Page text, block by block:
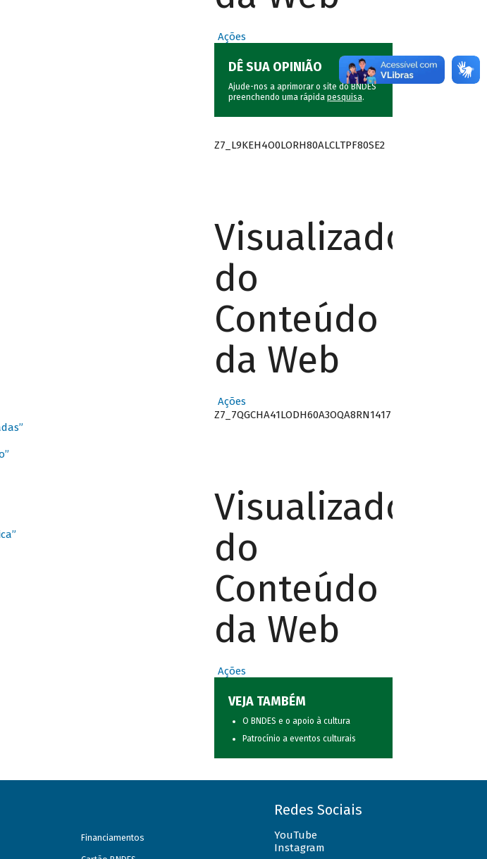
Ações
DÊ SUA OPINIÃO
Ajude-nos a aprimorar o site do BNDES
preenchendo uma rápida pesquisa.
Z7_L9KEH4O0LORH80ALCLTPF80SE2
Visualizador
do
Conteúdo
da Web
Ações
Z7_7QGCHA41LODH60A3OQA8RN1417
Visualizador
do
Conteúdo
da Web
Ações
VEJA TAMBÉM
O BNDES e o apoio à cultura
Patrocínio a eventos culturais
Financiamentos
Redes Sociais
YouTube
Instagram